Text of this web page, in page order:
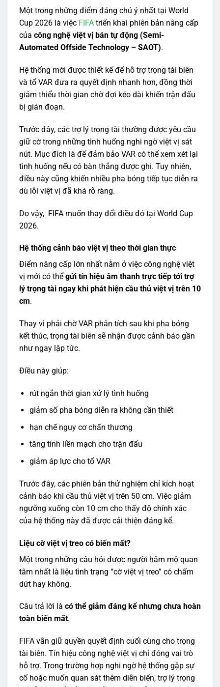
Một trong những điểm đáng chú ý nhất tại World
Cup 2026 là việc FIFA triển khai phiên bản nâng cấp
của công nghệ việt vị bán tự động (Semi-
Automated Offside Technology – SAOT).
Hệ thống mới được thiết kế để hỗ trợ trọng tài biên
và tổ VAR đưa ra quyết định nhanh hơn, đồng thời
giảm thiểu thời gian chờ đợi kéo dài khiến trận đấu
bị gián đoạn.
Trước đây, các trợ lý trọng tài thường được yêu cầu
giữ cờ trong những tình huống nghi ngờ việt vị sát
nút. Mục đích là để đảm bảo VAR có thể xem xét lại
tình huống nếu có bàn thắng được ghi. Tuy nhiên,
điều này cũng khiến nhiều pha bóng tiếp tục diễn ra
dù lỗi việt vị đã khá rõ ràng.
Do vậy, FIFA muốn thay đổi điều đó tại World Cup
2026.
Hệ thống cảnh báo việt vị theo thời gian thực
Điểm nâng cấp lớn nhất nằm ở việc công nghệ việt
vị mới có thể gửi tín hiệu âm thanh trực tiếp tới trợ
lý trọng tài ngay khi phát hiện cầu thủ việt vị trên 10
cm.
Thay vì phải chờ VAR phân tích sau khi pha bóng
kết thúc, trọng tài biên sẽ nhận được cảnh báo gần
như ngay lập tức.
Điều này giúp:
rút ngắn thời gian xử lý tình huống
giảm số pha bóng diễn ra không cần thiết
hạn chế nguy cơ chấn thương
tăng tính liền mạch cho trận đấu
giảm áp lực cho tổ VAR
Trước đây, các phiên bản thử nghiệm chỉ kích hoạt
cảnh báo khi cầu thủ việt vị trên 50 cm. Việc giảm
ngưỡng xuống còn 10 cm cho thấy độ chính xác
của hệ thống này đã được cải thiện đáng kể.
Liệu cờ việt vị treo có biến mất?
Một trong những câu hỏi được người hâm mộ quan
tâm nhất là liệu tình trạng “cờ việt vị treo” có chấm
dứt hay không.
Câu trả lời là có thể giảm đáng kể nhưng chưa hoàn
toàn biến mất.
FIFA vẫn giữ quyền quyết định cuối cùng cho trọng
tài biên. Tín hiệu công nghệ việt vị chỉ đóng vai trò
hỗ trợ. Trong trường hợp nghi ngờ hệ thống gặp sự
cố hoặc muốn quan sát thêm diễn biến, trợ lý trọng